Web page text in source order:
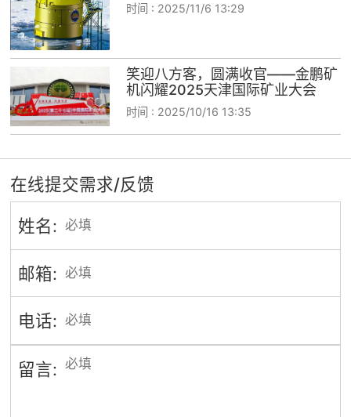
时间 : 2025/11/6 13:29
笑迎八方客，圆满收官——金鹏矿
机闪耀2025天津国际矿业大会
时间 : 2025/10/16 13:35
在线提交需求/反馈
姓名:
邮箱:
电话:
留言: